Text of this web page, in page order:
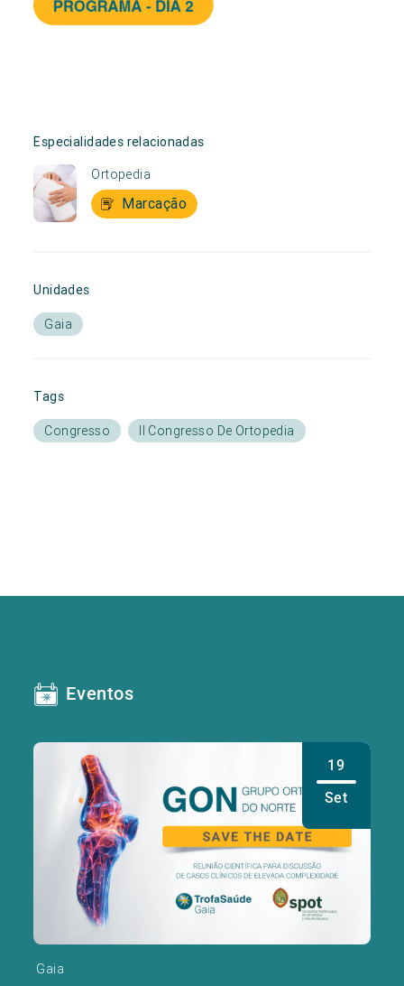
Especialidades relacionadas
Ortopedia
Marcação
Unidades
Gaia
Tags
Congresso II Congresso De Ortopedia
Eventos
19
Set
Gaia